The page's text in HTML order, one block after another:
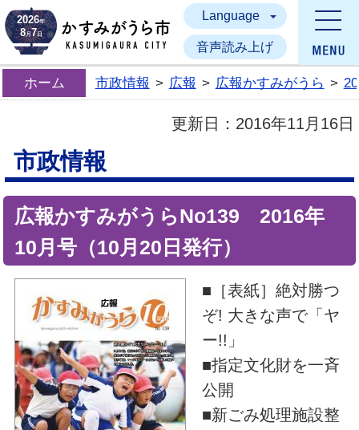
かすみがうら市
2026年
8月7日
Language
音声読み上げ
ホーム 市政情報 > 広報 > 広報かすみがうら >
更新日： 2016年11月16日
市政情報
広報かすみがうらNo139 2016年
10月号（10月20日発行）
■［表紙］絶対勝つ
ぞ! 大きな声で「ヤ
ー!!」
■指定文化財を一斉
公開
■新ごみ処理施設整